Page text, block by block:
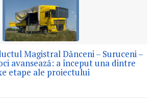
Magistral Dănceni – Suruceni –
avansează: a început una dintre
etape ale proiectului